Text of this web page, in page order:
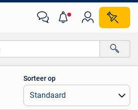
Alle afstanden…
Sorteer op